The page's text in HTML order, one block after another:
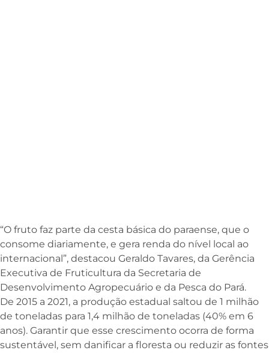
“O fruto faz parte da cesta básica do paraense, que o
consome diariamente, e gera renda do nível local ao
internacional”, destacou Geraldo Tavares, da Gerência
Executiva de Fruticultura da Secretaria de
Desenvolvimento Agropecuário e da Pesca do Pará.
De 2015 a 2021, a produção estadual saltou de 1 milhão
de toneladas para 1,4 milhão de toneladas (40% em 6
anos). Garantir que esse crescimento ocorra de forma
sustentável, sem danificar a floresta ou reduzir as fontes